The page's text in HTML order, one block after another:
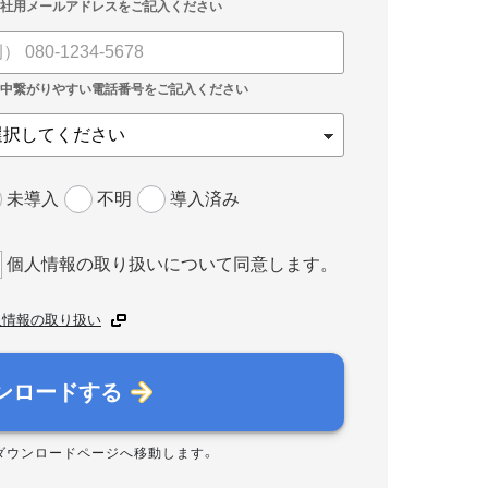
未導入 不明 導入済み
個人情報の取り扱いについて同意します。
報の取り扱い
ロードする
ウンロードページへ移動します。